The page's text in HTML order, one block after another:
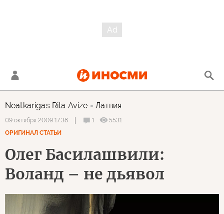
Neatkarigas Rita Avize Латвия
09 октября 2009 17:38 1
5531
ОРИГИНАЛ СТАТЬИ
Олег Басилашвили:
Воланд – не дьявол